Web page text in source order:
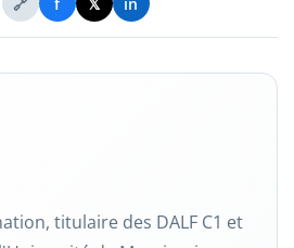
titulaire des DALF C1 et